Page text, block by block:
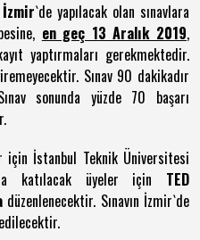
İzmir`de yapılacak olan sınavlara
en geç 13 Aralık 2019,
yaptırmaları gerekmektedir.
Sınav 90 dakikadır
sonunda yüzde 70 başarı
için İstanbul Teknik Üniversitesi
katılacak üyeler için TED
düzenlenecektir. Sınavın İzmir`de